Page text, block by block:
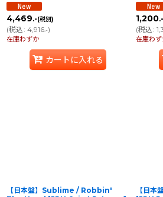
4,469.-(税別)
(税込: 4,916.-)
在庫わずか
カートに入れる
1,200.-
(税込:
在庫わ
【日本盤】Sublime / Robbin'
【日